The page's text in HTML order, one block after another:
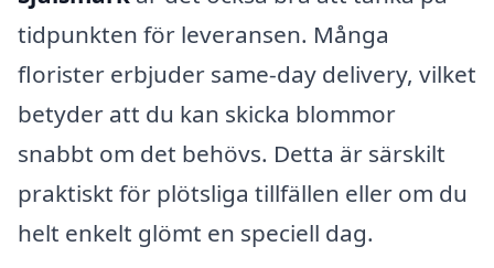
tidpunkten för leveransen. Många
florister erbjuder same-day delivery, vilket
betyder att du kan skicka blommor
snabbt om det behövs. Detta är särskilt
praktiskt för plötsliga tillfällen eller om du
helt enkelt glömt en speciell dag.